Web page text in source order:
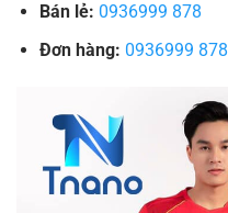
Bán lẻ: 0936999 878
Đơn hàng: 0936999 878